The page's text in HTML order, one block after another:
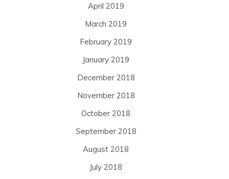
April 2019
March 2019
February 2019
January 2019
December 2018
November 2018
October 2018
September 2018
August 2018
July 2018